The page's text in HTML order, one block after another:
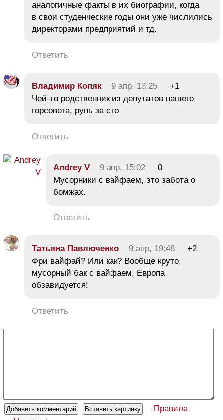
аналогичные факты в их биографии, когда
в свои студенческие годы они уже числились
директорами предприятий и тд.
Ответить
Владимир Копяк 9 апр, 13:25
+1
Чей-то родственник из депутатов нашего
горсовета, рупь за сто
Ответить
Andrey V 9 апр, 15:02
0
Мусорники с вайфаем, это забота о
бомжах.
Ответить
Татьяна Павлюченко 9 апр, 19:48
+2
Фри вайфай? Или как? Вообще круто,
мусорный бак с вайфаем, Европа
обзавидуется!
Ответить
Правила